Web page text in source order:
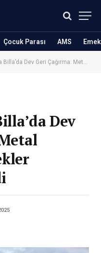
Çocuk Parası AMS
Geri Çağırma: Metal Bulaşmış Ekmekler Satıştan Çekildi
Dev